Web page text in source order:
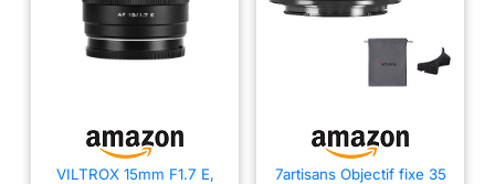
VILTROX 15mm F1.7 E,
7artisans Objectif fixe 35